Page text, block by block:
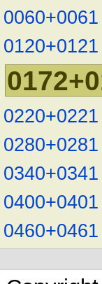
0060+0061
0120+0121
0220+0221
0280+0281
0340+0341
0400+0401
0460+0461